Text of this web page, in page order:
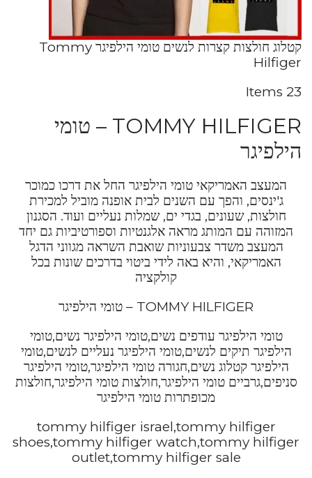
קטלוג חולצות קצרות לנשים טומי הילפיגר Tommy
Hilfiger
23 Items
TOMMY HILFIGER – טומי
הילפיגר
המעצב האמריקאי טומי הילפיגר החל את דרכו כמוכר
ג'ינסים, והפך עם השנים לבית אופנה מוביל למכירת
חולצות, שעונים, בגדי ים, שמלות נעליים ועוד. הסגנון
המזוהה עם המותג מראה אלגנטיות וספורטיביות גם יחד
המעצב משדר צבעוניות שואבת השראה מגווני הדגל
האמריקאי, והיא באה לידי ביטוי בדרכים שונות בכל
קולקציה
TOMMY HILFIGER – טומי הילפיגר
טומי הילפיגר עודפים נשים,טומי הילפיגר נשים,טומי
הילפיגר תיקים לנשים,טומי הילפיגר נעליים לנשים,טומי
הילפיגר קטלוג נשים,חגורה טומי הילפיגר,טומי הילפיגר
סניפים,גרביים טומי הילפיגר,חולצות טומי הילפיגר,חולצות
מכופתרות טומי הילפיגר
tommy hilfiger israel,tommy hilfiger
shoes,tommy hilfiger watch,tommy hilfiger
outlet,tommy hilfiger sale